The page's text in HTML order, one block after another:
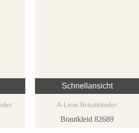
Schnellansicht
A-Linie Brautkleider
Brautkleid 82689